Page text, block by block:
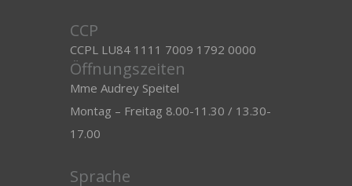
CCP
CCPL LU84 1111 7009 1792 0000
Öffnungszeiten
Mme Audrey Speitel
Montag – Freitag 8.00-11.30 / 13.30-
17.00
Sprache